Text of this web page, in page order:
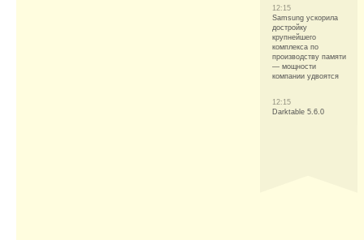
12:15
Samsung ускорила
достройку
крупнейшего
комплекса по
производству памяти
— мощности
компании удвоятся
12:15
Darktable 5.6.0